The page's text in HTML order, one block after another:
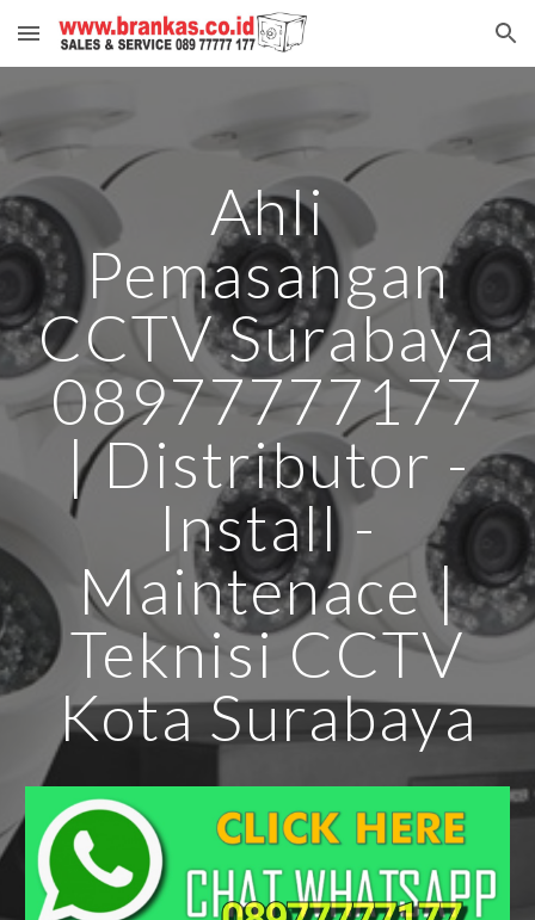
Skip to main content Skip to navigation
Ahli
Pemasangan
CCTV Surabaya
08977777177
| Distributor -
Install -
Maintenace |
Teknisi CCTV
Kota Surabaya